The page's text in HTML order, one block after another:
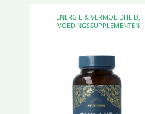
ENERGIE & VERMOEIDHEID
VOEDINGSSUPPLEMENTEN